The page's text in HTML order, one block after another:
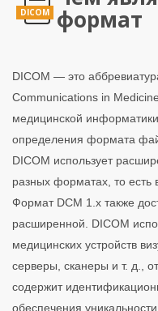
DICOM формат
DICOM — это
Communications in
медицинской
определения формата
DICOM использует
разных форматах, то
Формат DCM 1.x также
расширенной. DICOM
медицинских устройств
серверы, сканеры и т. д.,
содержит
обеспечения